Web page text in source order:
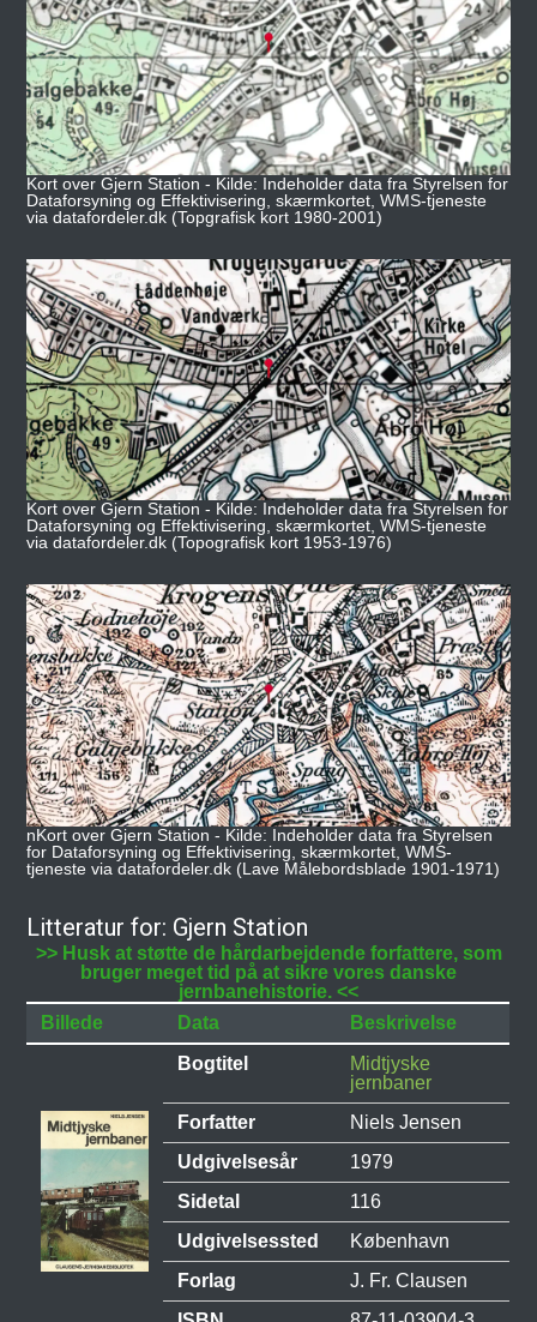
Kort over Gjern Station - Kilde: Indeholder data fra Styrelsen for
Dataforsyning og Effektivisering, skærmkortet, WMS-tjeneste
via datafordeler.dk (Topgrafisk kort 1980-2001)
Kort over Gjern Station - Kilde: Indeholder data fra Styrelsen for
Dataforsyning og Effektivisering, skærmkortet, WMS-tjeneste
via datafordeler.dk (Topografisk kort 1953-1976)
nKort over Gjern Station - Kilde: Indeholder data fra Styrelsen
for Dataforsyning og Effektivisering, skærmkortet, WMS-
tjeneste via datafordeler.dk (Lave Målebordsblade 1901-1971)
Litteratur for: Gjern Station
>> Husk at støtte de hårdarbejdende forfattere, som
bruger meget tid på at sikre vores danske
jernbanehistorie. <<
Billede
Data
Beskrivelse
Bogtitel
Midtjyske
jernbaner
Forfatter
Niels Jensen
Udgivelsesår
1979
Sidetal
116
Udgivelsessted
København
Forlag
J. Fr. Clausen